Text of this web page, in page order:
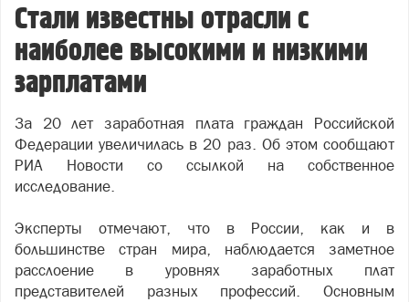
Стали известны отрасли с
наиболее высокими и низкими
зарплатами
За 20 лет заработная плата граждан Российской
Федерации увеличилась в 20 раз. Об этом сообщают
РИА Новости со ссылкой на собственное
исследование.
Эксперты отмечают, что в России, как и в
большинстве стран мира, наблюдается заметное
расслоение в уровнях заработных плат
представителей разных профессий. Основным